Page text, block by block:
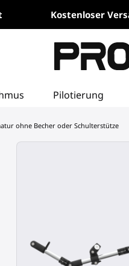
Kostenloser
Pilotierung
ohne Becher oder Schulterstütze